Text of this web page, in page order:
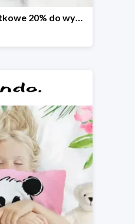
BOBAS dodatkowe 20% do wyprzedaży